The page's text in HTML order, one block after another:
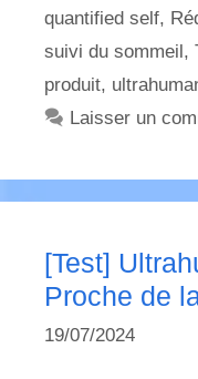
quantified self,
suivi du sommeil,
produit,
Laisser un
[Test]
Proche de
19/07/2024